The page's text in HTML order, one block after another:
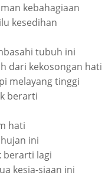
kebahagiaan
kesedihan
tubuh ini
dari kekosongan hati
melayang tinggi
berarti
hati
ini
berarti lagi
kesia-siaan ini